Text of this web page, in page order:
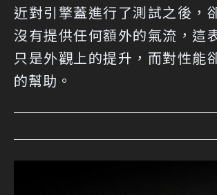
近對引擎蓋進行了測試之後，
沒有提供任何額外的氣流，這
只是外觀上的提升，而對性能
的幫助。